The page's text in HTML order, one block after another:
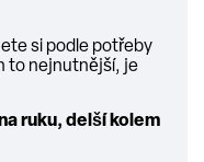
si podle potřeby
to nejnutnější, je
ruku, delší kolem